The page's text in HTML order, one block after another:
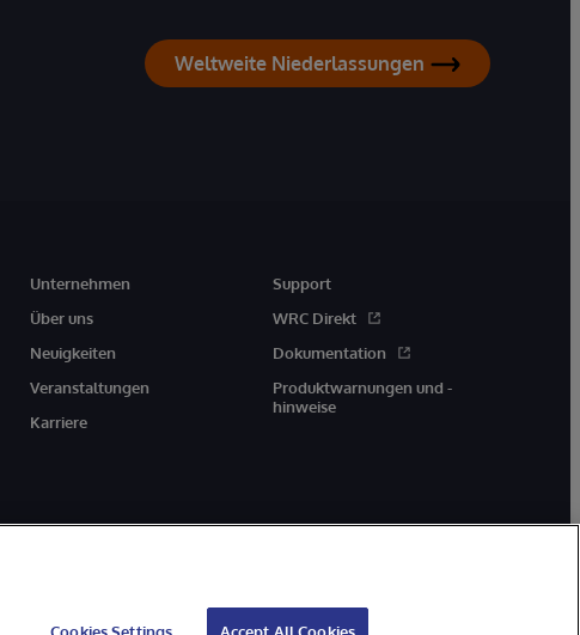
Weltweite Niederlassungen
Unternehmen
Über uns
Neuigkeiten
Veranstaltungen
Karriere
Support
WRC Direkt
Dokumentation
Produktwarnungen und -
hinweise